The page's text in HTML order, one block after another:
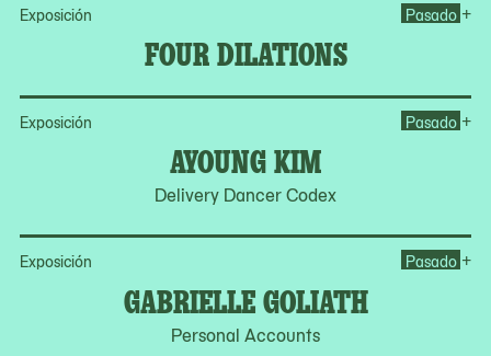
Exposición
FOUR DILATIONS
Pasado +
Exposición
AYOUNG KIM
Delivery Dancer Codex
Pasado +
Exposición
GABRIELLE GOLIATH
Personal Accounts
Pasado +